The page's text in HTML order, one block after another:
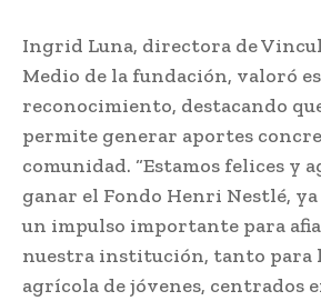
Ingrid Luna, directora de
Medio de la fundación, valoró
reconocimiento, destacando
permite generar aportes
comunidad. “Estamos felices y
ganar el Fondo Henri Nestlé,
un impulso importante para
nuestra institución, tanto para
agrícola de jóvenes, centrados